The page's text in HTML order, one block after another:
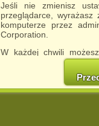
Jeśli nie zmienisz
przeglądarce,
komputerze przez
Corporation.
W każdej chwili
cookies w swojej
w naszej
http://chomikuj.pl/